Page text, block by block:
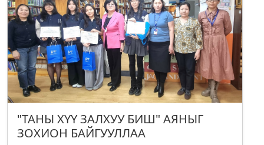
"ТАНЫ ХҮҮ ЗАЛХУУ БИШ" АЯНЫГ
ЗОХИОН БАЙГУУЛЛАА